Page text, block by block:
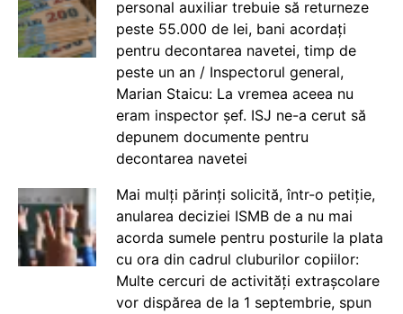
personal auxiliar trebuie să returneze
peste 55.000 de lei, bani acordați
pentru decontarea navetei, timp de
peste un an / Inspectorul general,
Marian Staicu: La vremea aceea nu
eram inspector șef. ISJ ne-a cerut să
depunem documente pentru
decontarea navetei
Mai mulți părinți solicită, într-o petiție,
anularea deciziei ISMB de a nu mai
acorda sumele pentru posturile la plata
cu ora din cadrul cluburilor copiilor:
Multe cercuri de activități extrașcolare
vor dispărea de la 1 septembrie, spun